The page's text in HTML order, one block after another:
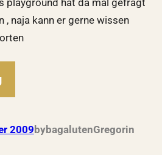
, naja kann er gerne wissen
2009bybagalutenGregorin